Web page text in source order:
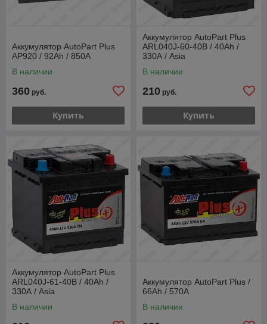
Аккумулятор AutoPart Plus
AP920 / 92Ah / 850А
В наличии
360 руб.
Купить
Аккумулятор AutoPart Plus
ARL040J-60-40B / 40Ah /
330А / Asia
В наличии
210 руб.
Купить
Аккумулятор AutoPart Plus
ARL040J-61-40B / 40Ah /
330А / Asia
В наличии
Аккумулятор AutoPart Plus /
66Ah / 570А
В наличии